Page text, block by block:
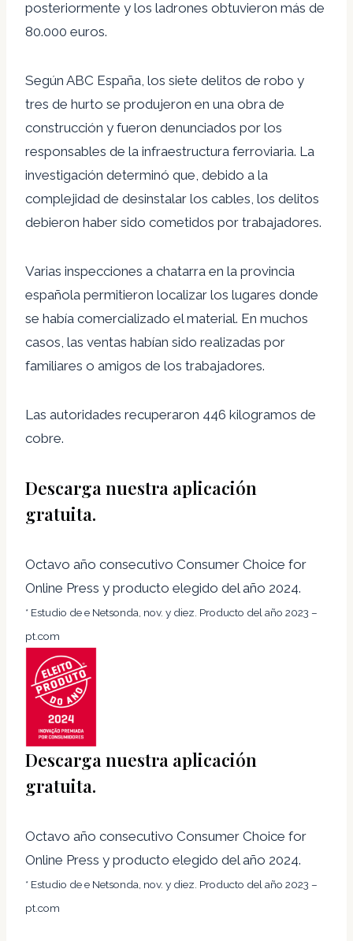
posteriormente y los ladrones obtuvieron más de
80.000 euros.
Según ABC España, los siete delitos de robo y
tres de hurto se produjeron en una obra de
construcción y fueron denunciados por los
responsables de la infraestructura ferroviaria. La
investigación determinó que, debido a la
complejidad de desinstalar los cables, los delitos
debieron haber sido cometidos por trabajadores.
Varias inspecciones a chatarra en la provincia
española permitieron localizar los lugares donde
se había comercializado el material. En muchos
casos, las ventas habían sido realizadas por
familiares o amigos de los trabajadores.
Las autoridades recuperaron 446 kilogramos de
cobre.
Descarga nuestra aplicación
gratuita.
Octavo año consecutivo Consumer Choice for
Online Press y producto elegido del año 2024.
* Estudio de e Netsonda, nov. y diez. Producto del año 2023 –
pt.com
Descarga nuestra aplicación
gratuita.
Octavo año consecutivo Consumer Choice for
Online Press y producto elegido del año 2024.
* Estudio de e Netsonda, nov. y diez. Producto del año 2023 –
pt.com